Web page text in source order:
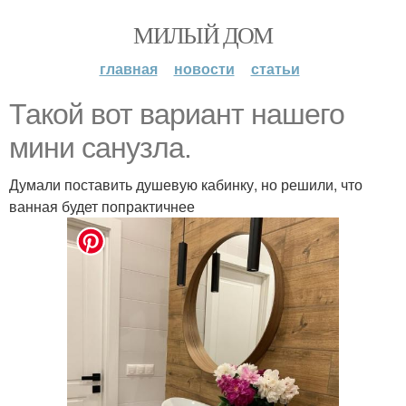
МИЛЫЙ ДОМ
главная новости статьи
Такой вот вариант нашего
мини санузла.
Думали поставить душевую кабинку, но решили, что
ванная будет попрактичнее